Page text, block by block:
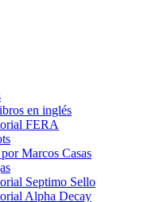
en inglés
FERA
Marcos Casas
Septimo Sello
Alpha Decay